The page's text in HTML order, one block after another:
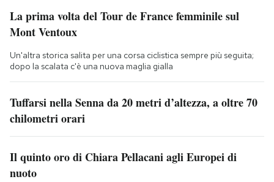
La prima volta del Tour de France femminile sul
Mont Ventoux
Un'altra storica salita per una corsa ciclistica sempre più seguita;
dopo la scalata c'è una nuova maglia gialla
Tuffarsi nella Senna da 20 metri d’altezza, a oltre 70
chilometri orari
Il quinto oro di Chiara Pellacani agli Europei di
nuoto